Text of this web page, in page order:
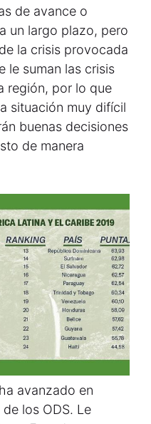
de avance o
un largo plazo, pero
la crisis provocada
le suman las crisis
región, por lo que
situación muy difícil
buenas decisiones
de manera
avanzado en
los ODS. Le